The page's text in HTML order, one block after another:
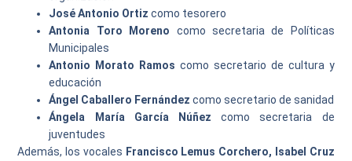
José Antonio Ortiz como tesorero
Antonia Toro Moreno como secretaria de Políticas
Municipales
Antonio Morato Ramos como secretario de cultura y
educación
Ángel Caballero Fernández como secretario de sanidad
Ángela María García Núñez como secretaria de
juventudes
Además, los vocales Francisco Lemus Corchero, Isabel Cruz